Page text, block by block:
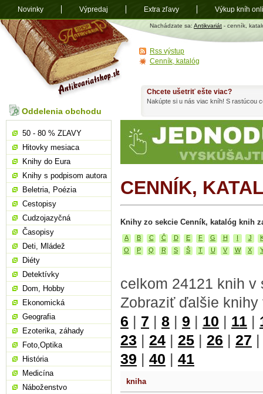
Antikvariát
shop.sk
Nachádzate sa: Antikvariát - cenník,
CENNÍK,
Knihy zo sekcie Cenník, katalóg knih
A B C Č D E F G H J
O
P Q R S Š T U V W X
celkom 24121 knih v
Zobraziť ďalšie
6 | 7 | 8 | 9 | 10 | 11 |
23 | 24 | 25 | 26 | 27
39 | 40 | 41
kniha
Chcete ušetriť ešte viac?
Nakúpte si u nás viac kníh! S rastúcou
Oddelenia obchodu
50 - 80 % ZĽAVY
Hitovky mesiaca
Knihy do Eura
Knihy s podpisom autora
Beletria, Poézia
Cestopisy
Cudzojazyčná
Časopisy
Deti, Mládež
Diéty
Detektívky
Dom, Hobby
Ekonomická
Geografia
Ezoterika, záhady
Foto,Optika
História
Medicína
Náboženstvo
Rss výstup
Cenník, katalóg
Novinky Výpredaj Extra zľavy Výkup kníh